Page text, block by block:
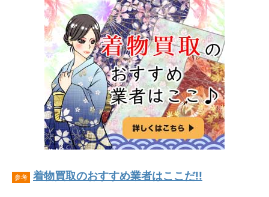
参考 着物買取のおすすめ業者はここだ!!